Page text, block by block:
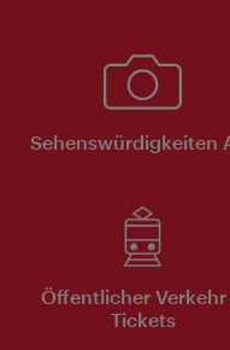
Sehenswürdigkeiten
Öffentlicher Verkehr
Tickets